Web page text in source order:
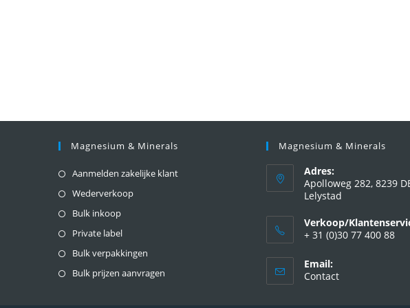
Magnesium & Minerals
Aanmelden zakelijke klant
Wederverkoop
Bulk inkoop
Private label
Bulk verpakkingen
Bulk prijzen aanvragen
Magnesium & Minerals
Adres:
Apolloweg 282, 8239
Lelystad
Verkoop/
+ 31 (0)30 77 400 88
Email:
Contact